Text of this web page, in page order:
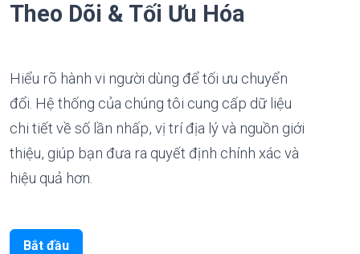
Theo Dõi & Tối Ưu Hóa
Hiểu rõ hành vi người dùng để tối ưu chuyển
đổi. Hệ thống của chúng tôi cung cấp dữ liệu
chi tiết về số lần nhấp, vị trí địa lý và nguồn giới
thiệu, giúp bạn đưa ra quyết định chính xác và
hiệu quả hơn.
Bắt đầu